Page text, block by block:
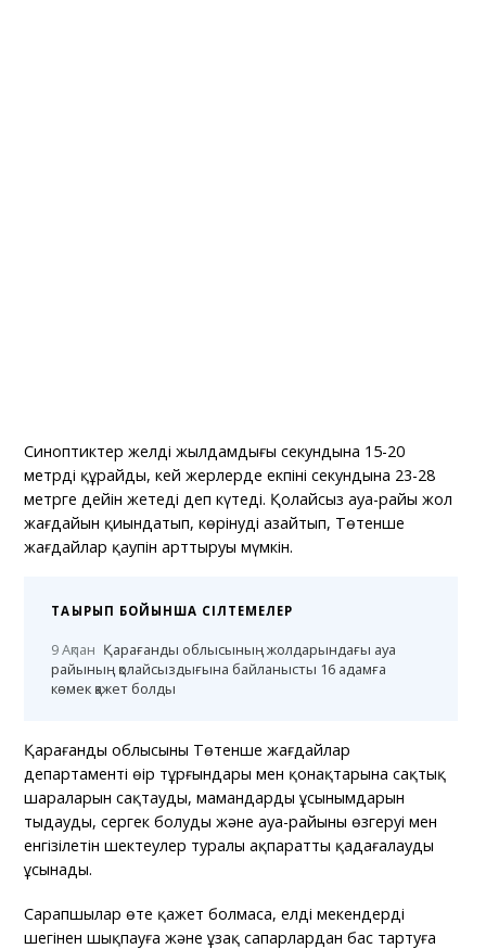
Синоптиктер желдің жылдамдығы секундына 15-20
метрді құрайды, кей жерлерде екпіні секундына 23-28
метрге дейін жетеді деп күтеді. Қолайсыз ауа-райы жол
жағдайын қиындатып, көрінуді азайтып, Төтенше
жағдайлар қаупін арттыруы мүмкін.
ТАҚЫРЫП БОЙЫНША СІЛТЕМЕЛЕР
9 Ақпан Қарағанды облысының жолдарындағы ауа
райының қолайсыздығына байланысты 16 адамға
көмек қажет болды
Қарағанды облысының Төтенше жағдайлар
департаменті өңір тұрғындары мен қонақтарына сақтық
шараларын сақтауды, мамандардың ұсынымдарын
тыңдауды, сергек болуды және ауа-райының өзгеруі мен
енгізілетін шектеулер туралы ақпаратты қадағалауды
ұсынады.
Сарапшылар өте қажет болмаса, елді мекендердің
шегінен шықпауға және ұзақ сапарлардан бас тартуға